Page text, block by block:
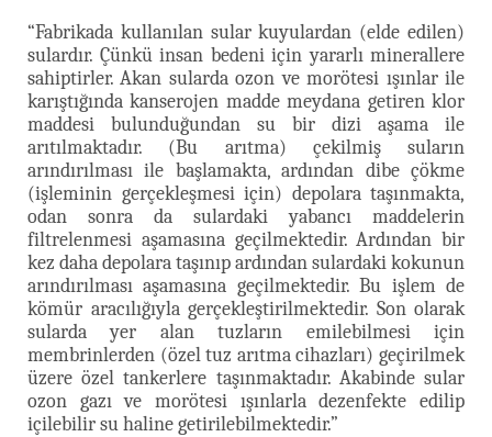
“Fabrikada kullanılan sular kuyulardan (elde edilen)
sulardır. Çünkü insan bedeni için yararlı minerallere
sahiptirler. Akan sularda ozon ve morötesi ışınlar ile
karıştığında kanserojen madde meydana getiren klor
maddesi bulunduğundan su bir dizi aşama ile
arıtılmaktadır. (Bu arıtma) çekilmiş suların
arındırılması ile başlamakta, ardından dibe çökme
(işleminin gerçekleşmesi için) depolara taşınmakta,
odan sonra da sulardaki yabancı maddelerin
filtrelenmesi aşamasına geçilmektedir. Ardından bir
kez daha depolara taşınıp ardından sulardaki kokunun
arındırılması aşamasına geçilmektedir. Bu işlem de
kömür aracılığıyla gerçekleştirilmektedir. Son olarak
sularda yer alan tuzların emilebilmesi için
membrinlerden (özel tuz arıtma cihazları) geçirilmek
üzere özel tankerlere taşınmaktadır. Akabinde sular
ozon gazı ve morötesi ışınlarla dezenfekte edilip
içilebilir su haline getirilebilmektedir.”